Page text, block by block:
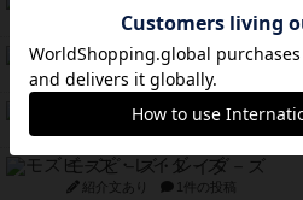
紹介文なし 1件の投稿
1809
紹介文あり 1件の投稿
ファースト・イン・フライト
モズビ－ズ・レイダ－ズ
紹介文あり 1件の投稿